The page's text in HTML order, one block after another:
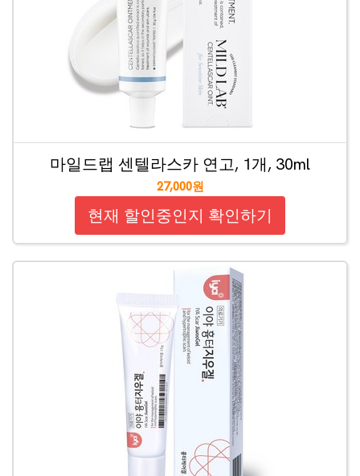
마일드랩 센텔라스카 연고, 1개, 30ml
27,000원
현재 할인중인지 확인하기